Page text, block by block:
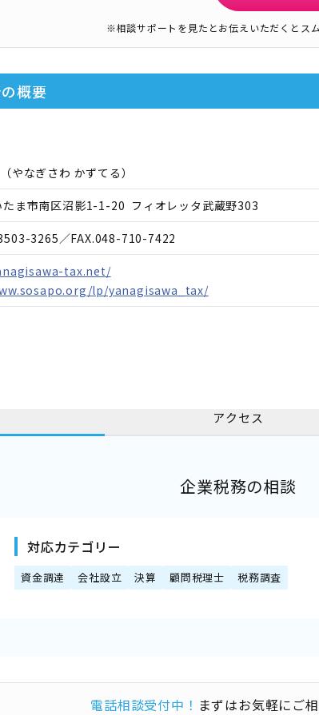
※相談サポートを見たとお伝えいただくとスム
の概要
（やなぎさわ かずてる）
たま市南区沼影1-1-20 フィオレッタ武蔵野303
3265 ／FAX.048-710-7422
tax.net/
lp/yanagisawa_tax/
アクセス
企業税務の相談
対応カテゴリー
資金調達 会社設立 決算 顧問税理士 税務調査
電話相談受付中！ まずはお気軽にご